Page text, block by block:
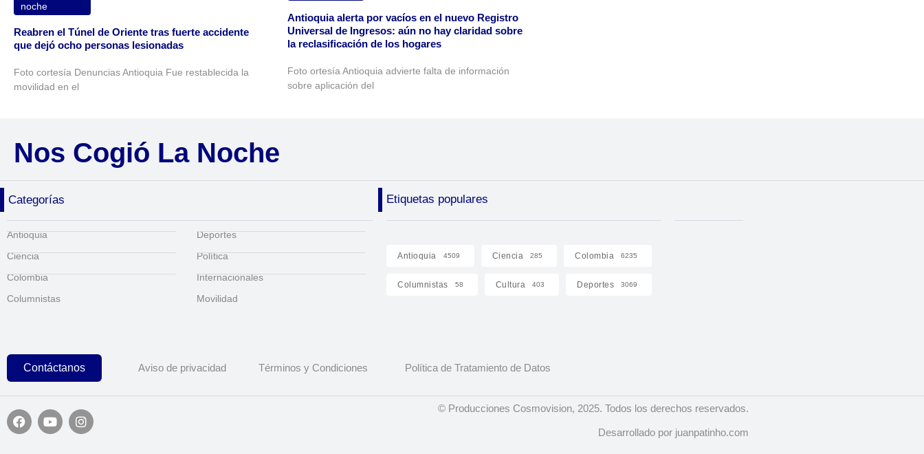
noche
Reabren el Túnel de Oriente tras fuerte accidente
que dejó ocho personas lesionadas
Foto cortesía Denuncias Antioquia Fue restablecida la
movilidad en el
Antioquia alerta por vacíos en el nuevo Registro
Universal de Ingresos: aún no hay claridad sobre
la reclasificación de los hogares
Foto ortesía Antioquia advierte falta de información
sobre aplicación del
Nos Cogió La Noche
Categorías Etiquetas populares
Antioquia
Ciencia
Colombia
Columnistas
Deportes
Política
Internacionales
Movilidad
Antioquia 4509 Ciencia 285 Colombia 6235
Columnistas 58 Cultura 403 Deportes 3069
Contáctanos Aviso de privacidad Términos y Condiciones Política de Tratamiento de Datos
© Producciones Cosmovision, 2025. Todos los derechos reservados.
Desarrollado por juanpatinho.com